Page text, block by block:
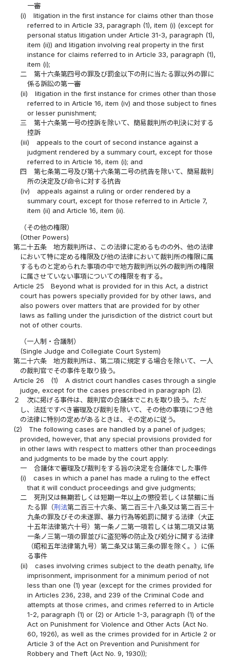
一審
(i)
litigation in the first instance for claims other than those
referred to in Article 33, paragraph (1), item (i) (except for
personal status litigation under Article 31-3, paragraph (1),
item (ii)) and litigation involving real property in the first
instance for claims referred to in Article 33, paragraph (1),
item (i);
二
第十六条第四号の罪及び罰金以下の刑に当たる罪以外の罪に
係る訴訟の第一審
(ii)
litigation in the first instance for crimes other than those
referred to in Article 16, item (iv) and those subject to fines
or lesser punishment;
三
第十六条第一号の控訴を除いて、簡易裁判所の判決に対する
控訴
(iii)
appeals to the court of second instance against a
judgment rendered by a summary court, except for those
referred to in Article 16, item (i); and
四
第七条第二号及び第十六条第二号の抗告を除いて、簡易裁判
所の決定及び命令に対する抗告
(iv)
appeals against a ruling or order rendered by a
summary court, except for those referred to in Article 7,
item (ii) and Article 16, item (ii).
（その他の権限）
(Other Powers)
第二十五条
地方裁判所は、この法律に定めるものの外、他の法律
において特に定める権限及び他の法律において裁判所の権限に属
するものと定められた事項の中で地方裁判所以外の裁判所の権限
に属させていない事項についての権限を有する。
Article 25
Beyond what is provided for in this Act, a district
court has powers specially provided for by other laws, and
also powers over matters that are provided for by other
laws as falling under the jurisdiction of the district court but
not of other courts.
（一人制・合議制）
(Single Judge and Collegiate Court System)
第二十六条
地方裁判所は、第二項に規定する場合を除いて、一人
の裁判官でその事件を取り扱う。
Article 26
(1)
A district court handles cases through a single
judge, except for the cases prescribed in paragraph (2).
２
次に掲げる事件は、裁判官の合議体でこれを取り扱う。ただ
し、法廷ですべき審理及び裁判を除いて、その他の事項につき他
の法律に特別の定めがあるときは、その定めに従う。
(2)
The following cases are handled by a panel of judges;
provided, however, that any special provisions provided for
in other laws with respect to matters other than proceedings
and judgments to be made by the court apply:
一
合議体で審理及び裁判をする旨の決定を合議体でした事件
(i)
cases in which a panel has made a ruling to the effect
that it will conduct proceedings and give judgments;
二
死刑又は無期若しくは短期一年以上の懲役若しくは禁錮に当
たる罪（刑法第二百三十六条、第二百三十八条又は第二百三十
九条の罪及びその未遂罪、暴力行為等処罰に関する法律（大正
十五年法律第六十号）第一条ノ二第一項若しくは第二項又は第
一条ノ三第一項の罪並びに盗犯等の防止及び処分に関する法律
（昭和五年法律第九号）第二条又は第三条の罪を除く。）に係
る事件
(ii)
cases involving crimes subject to the death penalty, life
imprisonment, imprisonment for a minimum period of not
less than one (1) year (except for the crimes provided for
in Articles 236, 238, and 239 of the Criminal Code and
attempts at those crimes, and crimes referred to in Article
1-2, paragraph (1) or (2) or Article 1-3, paragraph (1) of the
Act on Punishment for Violence and Other Acts (Act No.
60, 1926), as well as the crimes provided for in Article 2 or
Article 3 of the Act on Prevention and Punishment for
Robbery and Theft (Act No. 9, 1930));